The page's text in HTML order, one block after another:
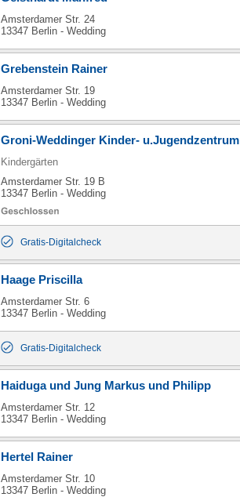
Amsterdamer Str. 24
13347 Berlin - Wedding
Grebenstein Rainer
Amsterdamer Str. 19
13347 Berlin - Wedding
Groni-Weddinger Kinder- u.Jugendzentrum
Kindergärten
Amsterdamer Str. 19 B
13347 Berlin - Wedding
Gratis-Digitalcheck
Haage Priscilla
Amsterdamer Str. 6
13347 Berlin - Wedding
Gratis-Digitalcheck
Haiduga und Jung Markus und Philipp
Amsterdamer Str. 12
13347 Berlin - Wedding
Hertel Rainer
Amsterdamer Str. 10
13347 Berlin - Wedding